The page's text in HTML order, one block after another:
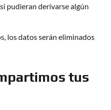
pudieran derivarse algún
los datos serán eliminados
tus